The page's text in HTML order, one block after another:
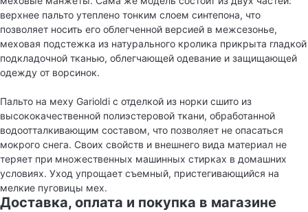
верхнее пальто утеплено тонким слоем синтепона, что
позволяет носить его облегченной версией в межсезонье,
меховая подстежка из натурального кролика прикрыта гладкой
подкладочной тканью, облегчающей одевание и защищающей
одежду от ворсинок.
Пальто на меху Garioldi с отделкой из норки сшито из
высококачественной полиэстеровой ткани, обработанной
водоотталкивающим составом, что позволяет не опасаться
мокрого снега. Своих свойств и внешнего вида материал не
теряет при множественных машинных стирках в домашних
условиях. Уход упрощает съемный, пристегивающийся на
мелкие пуговицы мех.
Доставка, оплата и покупка в магазине